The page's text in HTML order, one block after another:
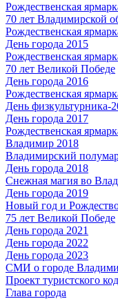
Рождественская
70 лет Владимирской
Рождественская
День города 2015
Рождественская
70 лет Великой Победе
День города 2016
Рождественская
День физкультурника-
День города 2017
Рождественская
Владимир 2018
Владимирский
День города 2018
Снежная магия во
День города 2019
Новый год и
75 лет Великой Победе
День города 2021
День города 2022
День города 2023
СМИ о городе
Проект туристского
Глава города